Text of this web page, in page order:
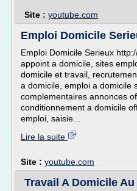
Site : youtube.com
Emploi Domicile
Emploi Domicile Serieux
appoint a domicile, sites
domicile et travail,
a domicile, emploi a domicile
complementaires annonces
conditionnement a domicile
emploi, saisie...
Lire la suite
Site : youtube.com
Travail A Domicile Au